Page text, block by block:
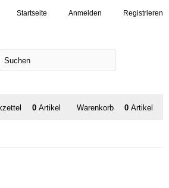
Registrieren
Anmelden
Startseite
Warenkorb 0 Artikel
0 Artikel